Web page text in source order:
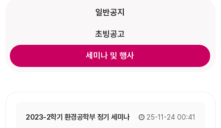
일반공지
초빙공고
세미나 및 행사
2023-2학기 환경공학부 정기 세미나 25-11-24 00:41